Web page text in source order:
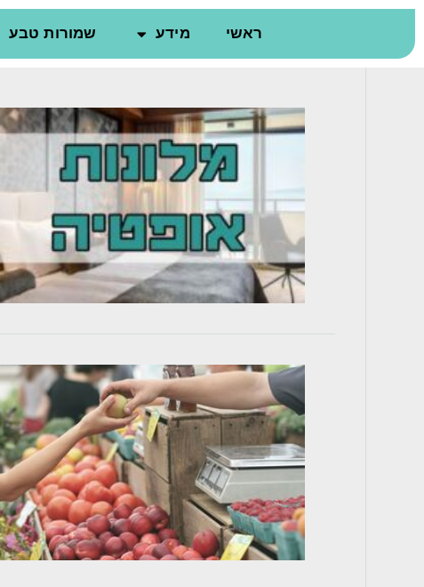
ראשי מידע שמורות טבע